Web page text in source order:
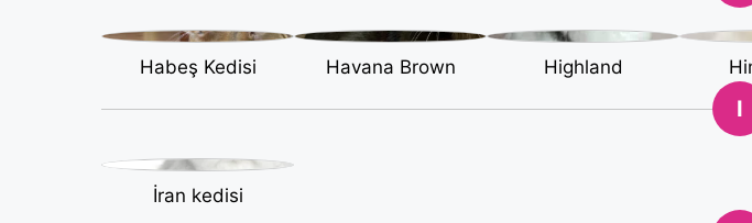
Habeş Kedisi Havana Brown Highland
I
İran kedisi